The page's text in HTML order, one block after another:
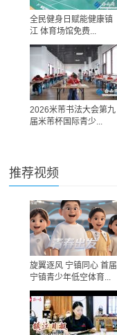
全民健身日赋能健康镇
江 体育场馆免费...
2026米芾书法大会第九
届米芾杯国际青少...
推荐视频
旋翼逐风 宁镇同心 首届
宁镇青少年低空体育...